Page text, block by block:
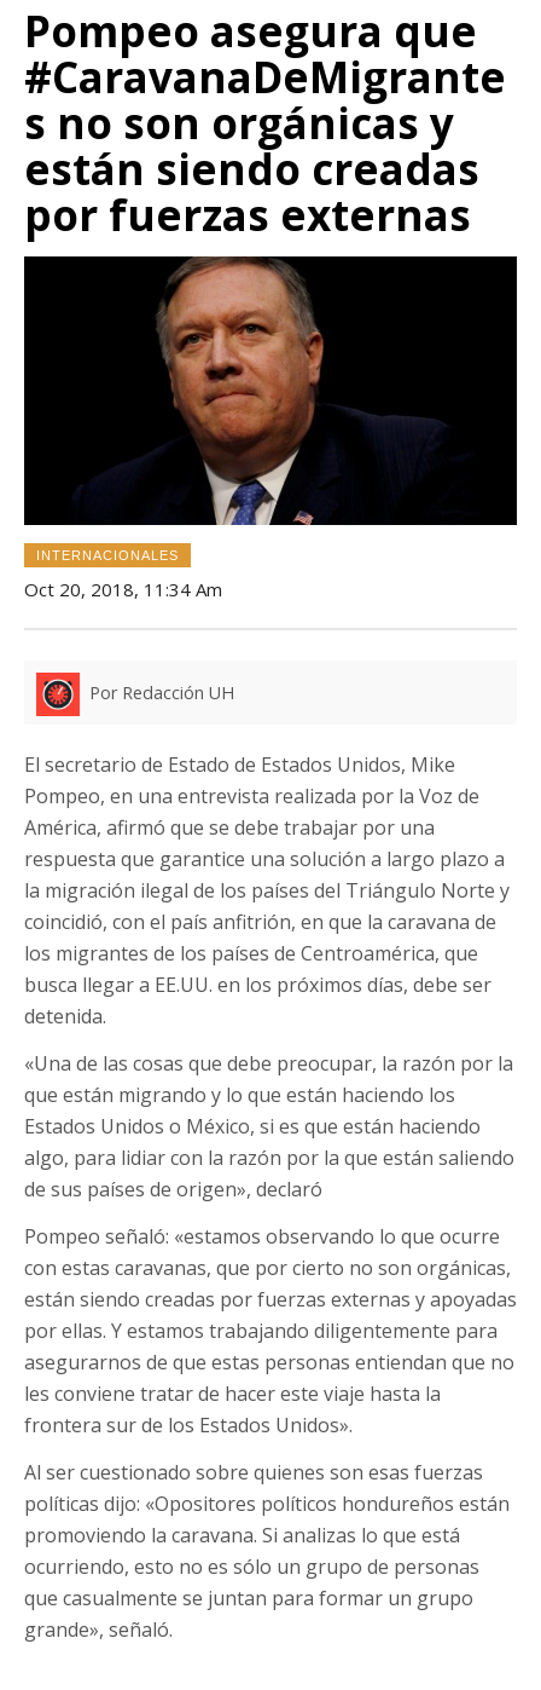
Pompeo asegura que
#CaravanaDeMigrante
s no son orgánicas y
están siendo creadas
por fuerzas externas
INTERNACIONALES
Oct 20, 2018, 11:34 Am
Por Redacción UH
El secretario de Estado de Estados Unidos, Mike
Pompeo, en una entrevista realizada por la Voz de
América, afirmó que se debe trabajar por una
respuesta que garantice una solución a largo plazo a
la migración ilegal de los países del Triángulo Norte y
coincidió, con el país anfitrión, en que la caravana de
los migrantes de los países de Centroamérica, que
busca llegar a EE.UU. en los próximos días, debe ser
detenida.
«Una de las cosas que debe preocupar, la razón por la
que están migrando y lo que están haciendo los
Estados Unidos o México, si es que están haciendo
algo, para lidiar con la razón por la que están saliendo
de sus países de origen», declaró
Pompeo señaló: «estamos observando lo que ocurre
con estas caravanas, que por cierto no son orgánicas,
están siendo creadas por fuerzas externas y apoyadas
por ellas. Y estamos trabajando diligentemente para
asegurarnos de que estas personas entiendan que no
les conviene tratar de hacer este viaje hasta la
frontera sur de los Estados Unidos».
Al ser cuestionado sobre quienes son esas fuerzas
políticas dijo: «Opositores políticos hondureños están
promoviendo la caravana. Si analizas lo que está
ocurriendo, esto no es sólo un grupo de personas
que casualmente se juntan para formar un grupo
grande», señaló.